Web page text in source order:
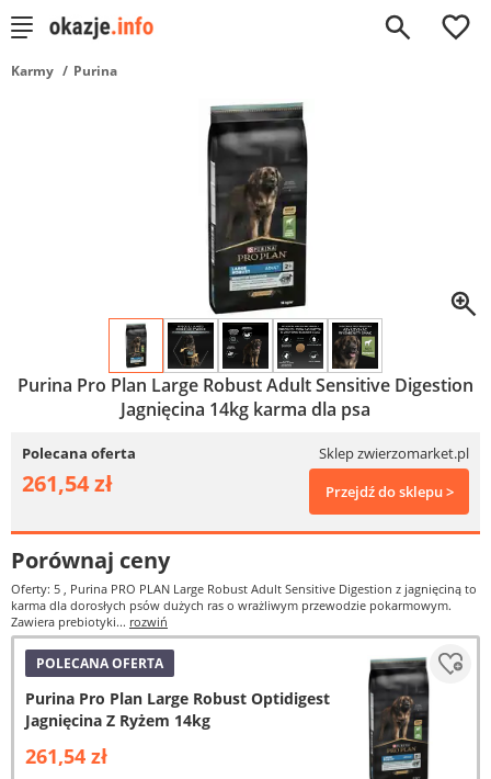
0
Karmy Purina
Purina Pro Plan Large Robust Adult Sensitive Digestion
Jagnięcina 14kg karma dla psa
Polecana oferta Sklep zwierzomarket.pl
261,54 zł Przejdź do sklepu >
Porównaj ceny
Oferty: 5 , Purina PRO PLAN Large Robust Adult Sensitive Digestion z jagnięciną to
karma dla dorosłych psów dużych ras o wrażliwym przewodzie pokarmowym.
Zawiera prebiotyki... rozwiń
POLECANA OFERTA
Purina Pro Plan Large Robust Optidigest
Jagnięcina Z Ryżem 14kg
261,54 zł